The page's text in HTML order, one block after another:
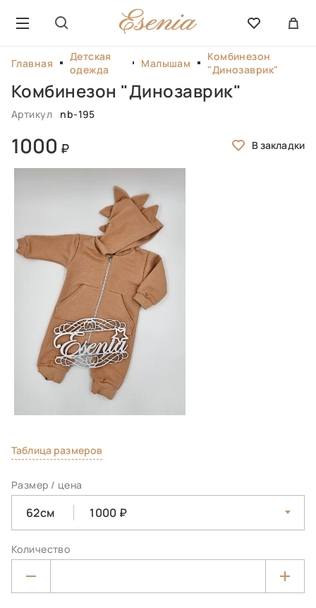
Главная
Детская
одежда
Малышам
Комбинезон
"Динозаврик"
Комбинезон "Динозаврик"
Артикул nb-195
1000
Таблица размеров
Размер / цена
62см 1000
Количество